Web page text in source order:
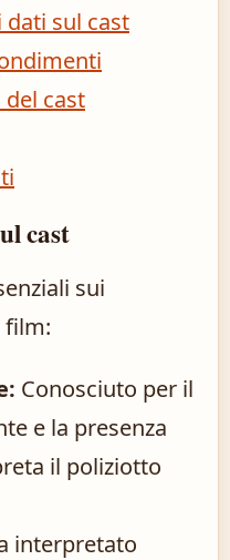
dati sul cast
del cast
cast
sui
film:
Conosciuto per il
e la presenza
il poliziotto
interpretato